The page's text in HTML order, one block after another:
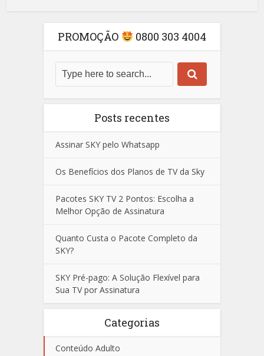
PROMOÇÃO 0800 303 4004
Posts recentes
Assinar SKY pelo Whatsapp
Os Benefícios dos Planos de TV da Sky
Pacotes SKY TV 2 Pontos: Escolha a
Melhor Opção de Assinatura
Quanto Custa o Pacote Completo da
SKY?
SKY Pré-pago: A Solução Flexível para
Sua TV por Assinatura
Categorias
Conteúdo Adulto